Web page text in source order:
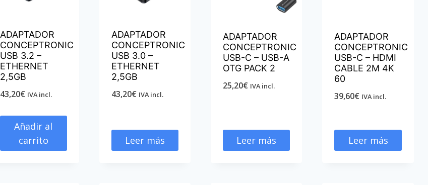
ADAPTADOR
CONCEPTRONIC
USB 3.2 –
ETHERNET
2,5GB
43,20€ IVA incl.
Añadir al
carrito
ADAPTADOR
CONCEPTRONIC
USB 3.0 –
ETHERNET
2,5GB
43,20€ IVA incl.
Leer más
ADAPTADOR
CONCEPTRONIC
USB-C – USB-A
OTG PACK 2
25,20€ IVA incl.
Leer más
ADAPTADOR
CONCEPTRONIC
USB-C – HDMI
CABLE 2M 4K
60
39,60€ IVA incl.
Leer más